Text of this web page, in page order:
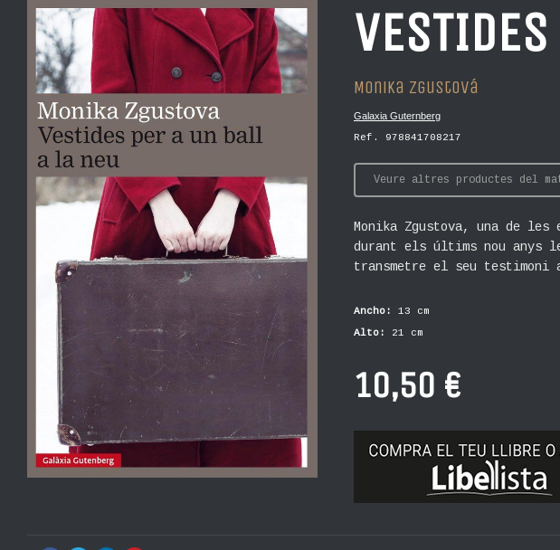
Monika Zgustová
Galaxia Guternberg
Ref. 978841708217
Veure altres productes del
Monika Zgustova, una de
durant els últims nou anys
transmetre el seu testimoni
Ancho: 13 cm
Alto: 21 cm
10,50 €